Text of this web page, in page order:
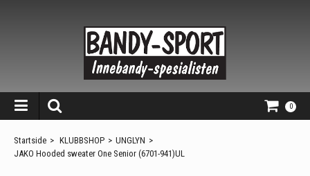
0
Startside > KLUBBSHOP > UNGLYN >
JAKO Hooded sweater One Senior (6701-941)UL